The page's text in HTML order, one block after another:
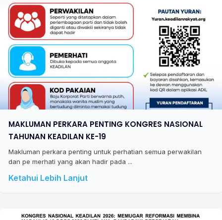
MAKLUMAN PERKARA PENTING KONGRES NASIONAL
TAHUNAN KEADILAN KE-19
Makluman perkara penting untuk perhatian semua perwakilan
dan pe merhati yang akan hadir pada ...
Ketahui Lebih Lanjut